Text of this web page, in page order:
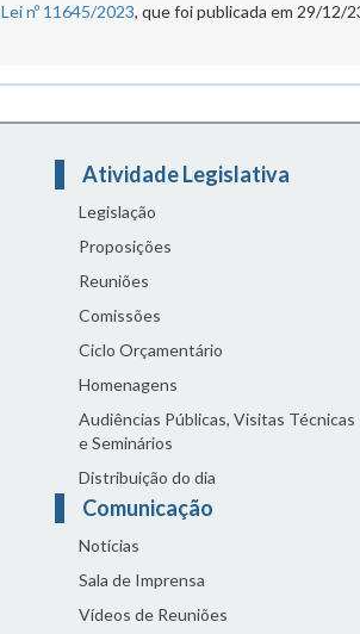
Lei nº 11645/2023, que foi publicada em 29/12/
Atividade Legislativa
Legislação
Proposições
Reuniões
Comissões
Ciclo Orçamentário
Homenagens
Audiências Públicas, Visitas Técnicas
e Seminários
Distribuição do dia
Comunicação
Notícias
Sala de Imprensa
Vídeos de Reuniões